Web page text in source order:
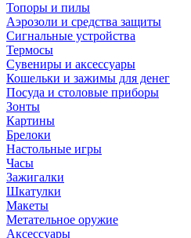
Топоры и пилы
Аэрозоли и средства защиты
Сигнальные устройства
Термосы
Сувениры и аксессуары
Кошельки и зажимы для денег
Посуда и столовые приборы
Зонты
Картины
Брелоки
Настольные игры
Часы
Зажигалки
Шкатулки
Макеты
Метательное оружие
Аксессуары